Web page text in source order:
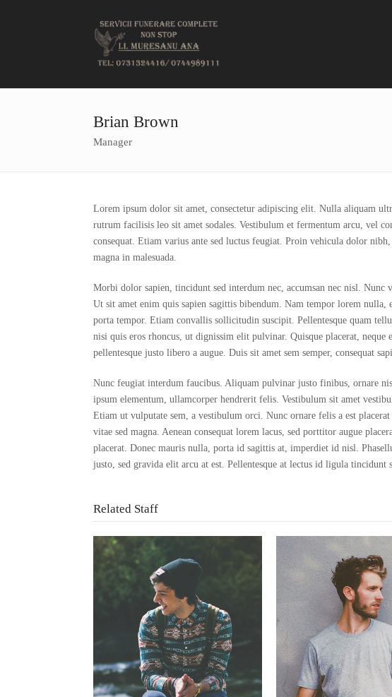
Brian Brown
Manager
Lorem ipsum dolor sit amet, consectetur adipiscing elit. Nulla aliquam
rutrum facilisis leo sit amet sodales. Vestibulum et fermentum arcu, vel
consequat. Etiam varius ante sed luctus feugiat. Proin vehicula dolor
magna in malesuada.
Morbi dolor sapien, tincidunt sed interdum nec, accumsan nec nisl.
Ut sit amet enim quis sapien sagittis bibendum. Nam tempor lorem nulla,
porta tempor. Etiam convallis sollicitudin suscipit. Pellentesque quam
nisi quis eros rhoncus, ut dignissim elit pulvinar. Quisque placerat,
pellentesque justo libero a augue. Duis sit amet sem semper, consequat
Nunc feugiat interdum faucibus. Aliquam pulvinar justo finibus, ornare
ipsum elementum, ullamcorper hendrerit felis. Vestibulum sit amet
Etiam ut vulputate sem, a vestibulum orci. Nunc ornare felis a est
vitae sed magna. Aenean consequat lorem lacus, sed porttitor augue
placerat. Donec mauris nulla, porta id sagittis at, imperdiet id nisl.
justo, sed gravida elit arcu at est. Pellentesque at lectus id ligula tincidunt
Related Staff